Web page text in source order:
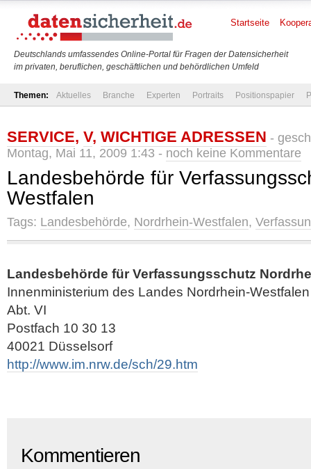
Deutschlands umfassendes Online-Portal für Fragen der Datensicherheit
im privaten, beruflichen, geschäftlichen und behördlichen Umfeld
Startseite
Themen: Aktuelles Branche Experten Portraits Positionspapier
SERVICE, V, WICHTIGE ADRESSEN -
Montag, Mai 11, 2009 1:43 - noch keine Kommentare
Landesbehörde für
Westfalen
Tags: Landesbehörde, Nordrhein-Westfalen,
Landesbehörde für Verfassungsschutz
Innenministerium des Landes Nordrhein-Westfalen
Abt. VI
Postfach 10 30 13
40021 Düsselsorf
http://www.im.nrw.de/sch/29.htm
Kommentieren